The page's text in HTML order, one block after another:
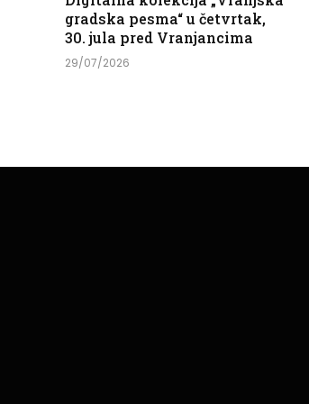
gradska pesma“ u četvrtak,
30. jula pred Vranjancima
29/07/2026